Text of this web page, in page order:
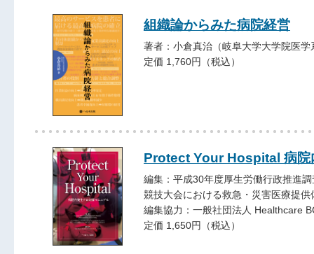
組織論からみた病院経営
著者：小倉真治（岐阜大学大学院医
定価 1,760円（税込）
Protect Your Hospital 病院
編集：平成30年度厚生労働行政推進
競技大会における救急・災害医療提
編集協力：一般社団法人 Healthcare
定価 1,650円（税込）